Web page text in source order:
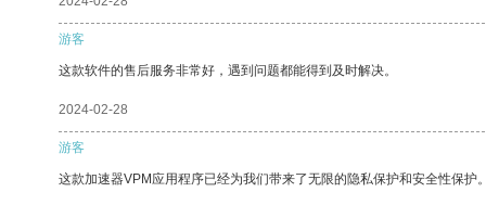
游客
这款软件的售后服务非常好，遇到问题都能得到及时解决。
2024-02-28
游客
这款加速器VPM应用程序已经为我们带来了无限的隐私保护和安全性保护